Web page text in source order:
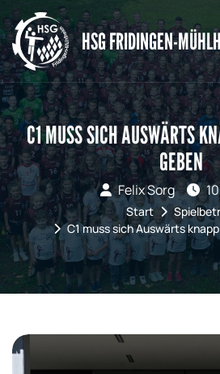
HSG FRIDINGEN-
C1 MUSS SICH AUSWÄRTS
GEBEN
Felix Sorg
Start
C1 muss sich Auswärts